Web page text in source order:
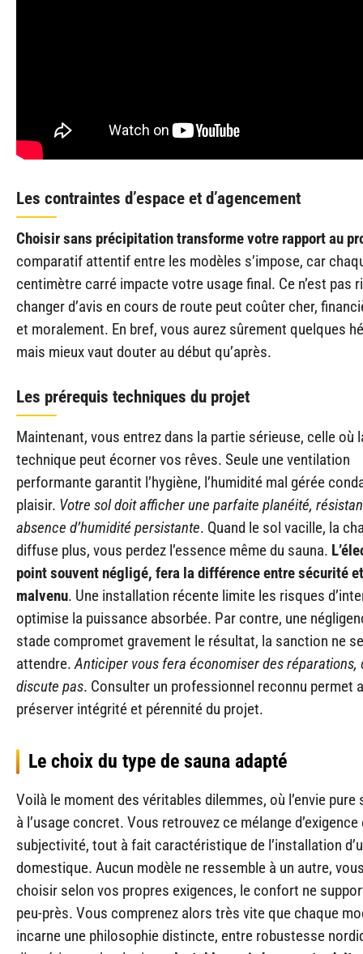
Les contraintes d’espace et d’agencement
Choisir sans précipitation transforme votre rapport au
comparatif attentif entre les modèles s’impose, car
centimètre carré impacte votre usage final. Ce n’est pas
changer d’avis en cours de route peut coûter cher,
et moralement. En bref, vous aurez sûrement quelques
mais mieux vaut douter au début qu’après.
Les prérequis techniques du projet
Maintenant, vous entrez dans la partie sérieuse, celle où
technique peut écorner vos rêves. Seule une ventilation
performante garantit l’hygiène, l’humidité mal gérée
plaisir. Votre sol doit afficher une parfaite planéité,
absence d’humidité persistante. Quand le sol vacille, la
diffuse plus, vous perdez l’essence même du sauna.
point souvent négligé, fera la différence entre sécurité
malvenu. Une installation récente limite les risques
optimise la puissance absorbée. Par contre, une
stade compromet gravement le résultat, la sanction ne
attendre. Anticiper vous fera économiser des réparations,
discute pas. Consulter un professionnel reconnu permet
préserver intégrité et pérennité du projet.
Le choix du type de sauna adapté
Voilà le moment des véritables dilemmes, où l’envie pure
à l’usage concret. Vous retrouvez ce mélange d’exigence
subjectivité, tout à fait caractéristique de l’installation
domestique. Aucun modèle ne ressemble à un autre,
choisir selon vos propres exigences, le confort ne
peu-près. Vous comprenez alors très vite que chaque
incarne une philosophie distincte, entre robustesse